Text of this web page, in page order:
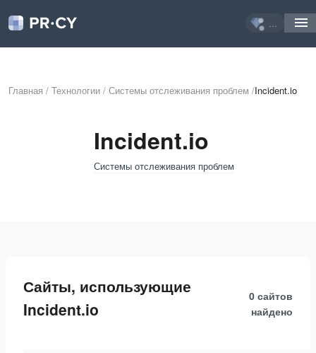
...
Главная / Технологии / Системы отслеживания проблем /Incident.io
Incident.io
Системы отслеживания проблем
Сайты, использующие
Incident.io
0 сайтов
найдено